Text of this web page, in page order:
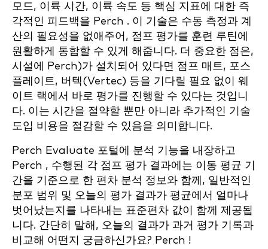
모드, 이륙 시간, 이륙 속도 등 핵심 지표에 대한 즉
각적인 피드백을 Perch . 이 기술은 수동 측정과 계
산의 필요성을 없애주어, 점프 평가를 훈련 루틴에
원활하게 통합할 수 있게 해줍니다. 더 중요한 점은,
시설에 Perch)가 설치되어 있다면 점프 매트, 포스
플레이트, 버텍(Vertec) 등을 기다릴 필요 없이 웨
이트 랙에서 바로 평가를 진행할 수 있다는 것입니
다. 이는 시간을 절약할 뿐만 아니라 추가적인 기술
도입 비용을 절감할 수 있음을 의미합니다.
Perch Evaluate 포털에 분석 기능을 내장하고
Perch , 수행된 각 점프 평가 결과에는 이동 평균 기
간을 기준으로 한 편차 분석 정보와 함께, 일반적인
분포 범위 및 오늘의 평가 결과가 평균에서 얼마나
벗어났는지를 나타내는 표준편차 값이 함께 제공됩
니다. 간단히 말해, 오늘의 결과가 과거 평가 기록과
비교해 어떤지 궁금하신가요? Perch !